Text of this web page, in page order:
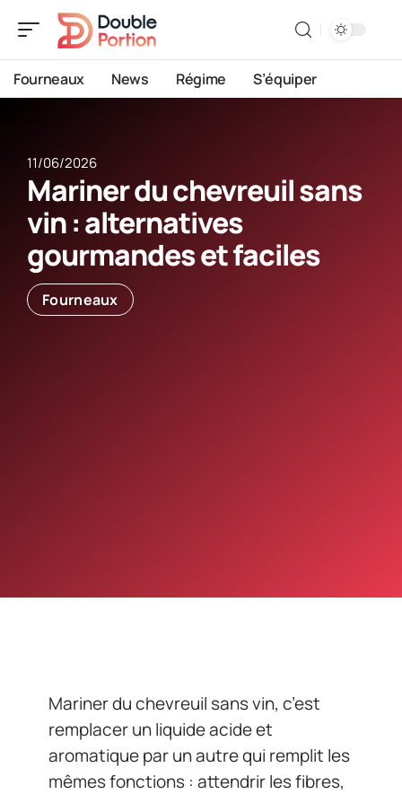
Fourneaux News Régime S’équiper
11/06/2026
Mariner du chevreuil sans
vin : alternatives
gourmandes et faciles
Fourneaux
Mariner du chevreuil sans vin, c’est
remplacer un liquide acide et
aromatique par un autre qui remplit les
mêmes fonctions : attendrir les fibres,